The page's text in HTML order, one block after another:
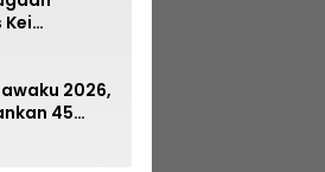
Kei
Ambon
2026,
45